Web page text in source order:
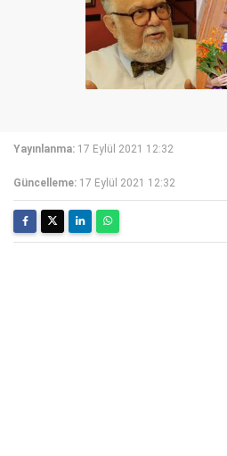
Yayınlanma: 17 Eylül 2021 12:32
Güncelleme: 17 Eylül 2021 12:32